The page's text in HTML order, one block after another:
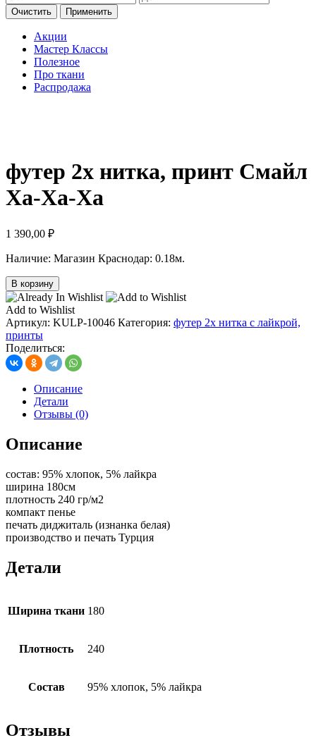
Очистить Применить
Акции
Мастер Классы
Полезное
Про ткани
Распродажа
футер 2х нитка, принт Смайл
Ха-Ха-Ха
1 390,00 ₽
Наличие: Магазин Краснодар: 0.18м.
В корзину
Add to Wishlist
Артикул: KULP-10046 Категория: футер 2х нитка с лайкрой,
принты
Поделиться:
Описание
Детали
Отзывы (0)
Описание
состав: 95% хлопок, 5% лайкра
ширина 180см
плотность 240 гр/м2
компакт пенье
печать диджиталь (изнанка белая)
производство и печать Турция
Детали
Ширина ткани 180
Плотность 240
Состав 95% хлопок, 5% лайкра
Отзывы